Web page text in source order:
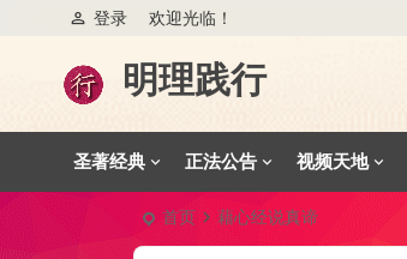
欢迎光临！
登录
明理践行
圣著经典 正法公告 视频天地
首页 藉心经说真谛